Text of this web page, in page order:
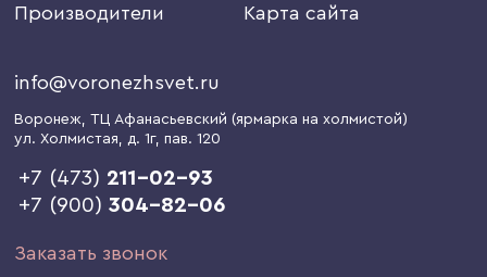
Производители Карта сайта
info@voronezhsvet.ru
Воронеж, ТЦ Афанасьевский (ярмарка на холмистой)
ул. Холмистая, д. 1г, пав. 120
+7 (473) 211-02-93
+7 (900)304-82-06
Заказать звонок